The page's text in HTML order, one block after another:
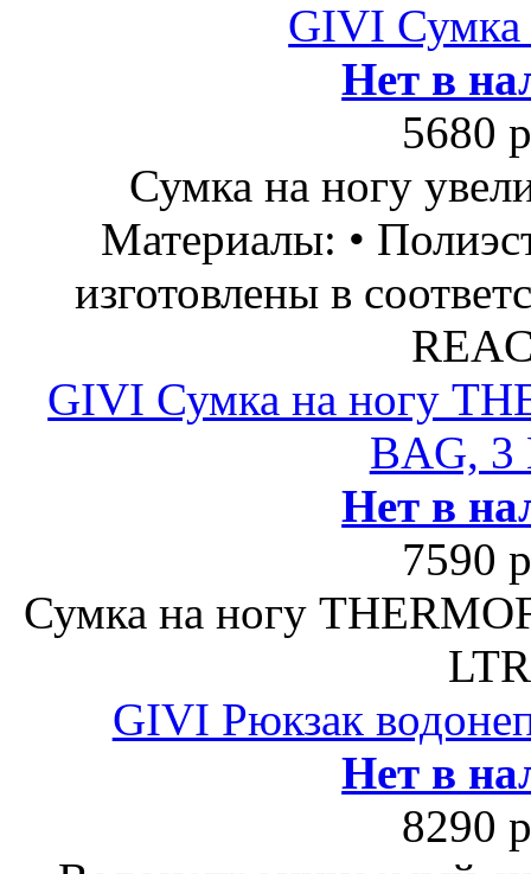
GIVI Сумка
Нет в
5680
Сумка на ногу
Материалы: •
изготовлены в
GIVI Сумка на ногу
BAG, 3
Нет в
7590
Сумка на ногу
GIVI Рюкзак
Нет в
8290